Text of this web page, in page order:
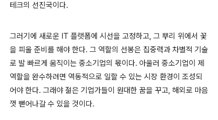
테크의 선진국이다.
그러기에 새로운 IT 플랫폼에 시선을 고정하고, 그 뿌리 위에서 꽃
을 피울 준비를 해야 한다. 그 역할의 선봉은 집중력과 차별적 기술
로 발 빠르게 움직이는 중소기업의 몫이다. 아울러 중소기업이 제
역할을 완수하려면 역동적으로 일할 수 있는 시장 환경이 조성되
어야 한다. 그래야 젊은 기업가들이 원대한 꿈을 꾸고, 해외로 마음
껏 뻗어나갈 수 있을 것이다.